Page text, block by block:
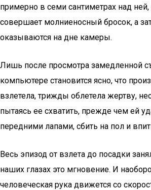
примерно в семи сантиметрах над ней,
совершает молниеносный бросок, а
оказываются на дне камеры.
Лишь после просмотра замедленной
компьютере становится ясно, что
взлетела, трижды облетела жертву,
пытаясь ее схватить, прежде чем ей
передними лапами, сбить на пол и
Весь эпизод от взлета до посадки
наших глазах это мгновение. И
человеческая рука движется со